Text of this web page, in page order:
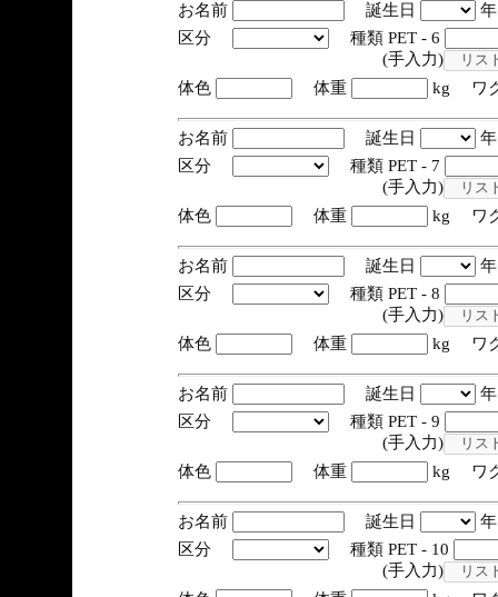
お名前 誕生日
区分
種類 PET - 6
(手入力)
体色
体重 kg ワ
お名前 誕生日
区分
種類 PET - 7
(手入力)
体色
体重 kg ワ
お名前 誕生日
区分
種類 PET - 8
(手入力)
体色
体重 kg ワ
お名前 誕生日
区分
種類 PET - 9
(手入力)
体色
体重 kg ワ
お名前 誕生日
区分
種類 PET - 10
(手入力)